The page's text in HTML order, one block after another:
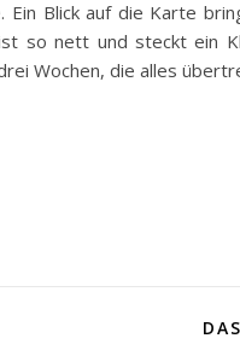
Ein Blick auf die Karte
so nett und steckt ein
Wochen, die alles